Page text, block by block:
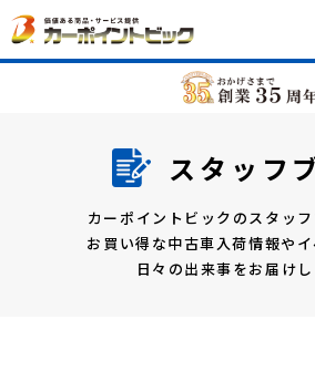
スタッフ
カーポイントビックのスタッフ
お買い得な中古車入荷情報やイ
日々の出来事をお届けし